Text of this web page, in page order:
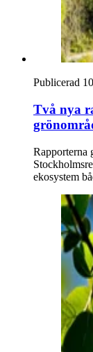
Publicerad
Två nya
Rapporterna
ekosystem